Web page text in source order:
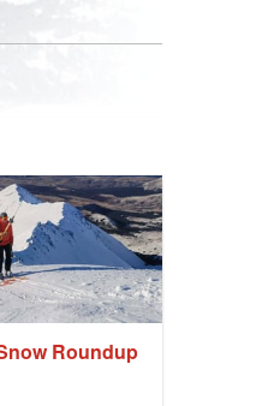
Roundup